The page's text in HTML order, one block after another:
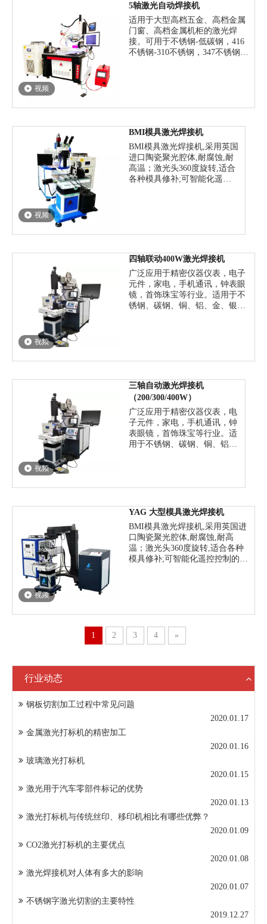
2000W 3000W
视频
5轴激光自动焊接机
适用于大型高档五金、高档金属
门窗、高档金属机柜的激光焊
接。可用于不锈钢-低碳钢，416
不锈钢-310不锈钢，347不锈钢-
钢、可伐合金等合金的同种材料
钛、钛-钼、黄铜-铜、低碳钢-铜
等多种异种金属。
激光功率：500W
价格：9.9W-28W
视频
BMI模具激光焊接机
BMI模具激光焊接机,采用英国
进口陶瓷聚光腔体,耐腐蚀,耐
高温；激光头360度旋转,适合
各种模具修补;可智能化遥控
锈钢/铍铜/贵金属及极硬材料
价格：40600-126000
视频
四轴联动400W激光焊接机
广泛应用于精密仪器仪表，电子
元件，家电，手机通讯，钟表眼
镜，首饰珠宝等行业。适用于不
锈钢、碳钢、铜、铝、金、银、
视频
三轴自动激光焊接机
（200/300/400W）
广泛应用于精密仪器仪表，电
子元件，家电，手机通讯，钟
表眼镜，首饰珠宝等行业。适
用于不锈钢、碳钢、铜、铝、
价格：
视频
YAG 大型模具激光焊接机
BMI模具激光焊接机,采用英国进
口陶瓷聚光腔体,耐腐蚀,耐高
温；激光头360度旋转,适合各种
模具修补;可智能化遥控控制的激
硬材料(～HRC60)等.
1
2 3 4 »
行业动态
钢板切割加工过程中常见问题
2020.01.17
金属激光打标机的精密加工
2020.01.16
玻璃激光打标机
2020.01.15
激光用于汽车零部件标记的优势
2020.01.13
激光打标机与传统丝印、移印机相比有哪些优弊？
2020.01.09
CO2激光打标机的主要优点
2020.01.08
激光焊接机对人体有多大的影响
2020.01.07
不锈钢字激光切割的主要特性
2019.12.27